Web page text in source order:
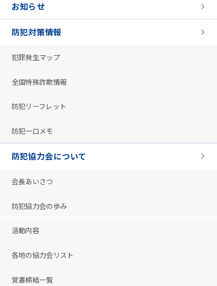
お知らせ
防犯対策情報
犯罪発生マップ
全国特殊詐欺情報
防犯リーフレット
防犯一口メモ
防犯協力会について
会長あいさつ
防犯協力会の歩み
活動内容
各地の協力会リスト
覚書締結一覧